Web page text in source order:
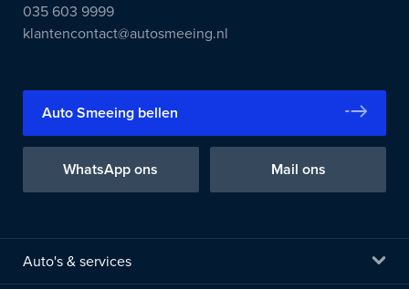
035 603 9999
klantencontact@autosmeeing.nl
Auto Smeeing bellen
WhatsApp ons Mail ons
Auto's & services